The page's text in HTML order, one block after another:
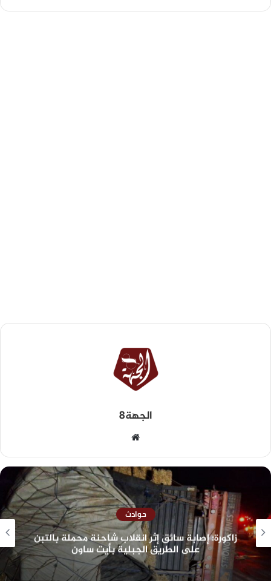
الجهة8
حوادث
زاكورة: إصابة سائق إثر انقلاب شاحنة محملة بالتبن
على الطريق الجبلية بأيت ساون